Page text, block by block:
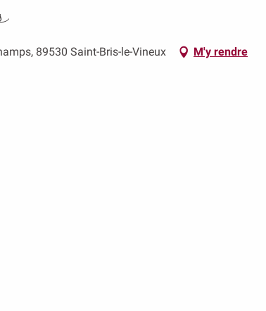
89530 Saint-Bris-le-Vineux M'y rendre